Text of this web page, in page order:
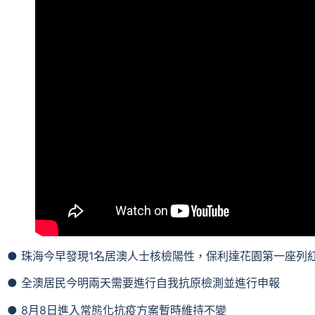
● 珠海今早發現1名居澳人士核檢陽性，保利達花園第一座列
● 全澳居民今明兩天需要進行自我抗原檢測並進行申報
● 8月8日進入常態化抗疫方案暫時維持不變